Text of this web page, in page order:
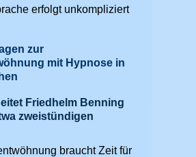
erfolgt unkompliziert
zur
mit Hypnose in
Friedhelm Benning
zweistündigen
braucht Zeit für